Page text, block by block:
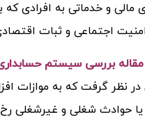
و خدماتی به افرادی که
اجتماعی و ثبات
بررسی سيستم حسابداری
نظر گرفت که به موازات
حوادث شغلی و غیرشغلی رخ